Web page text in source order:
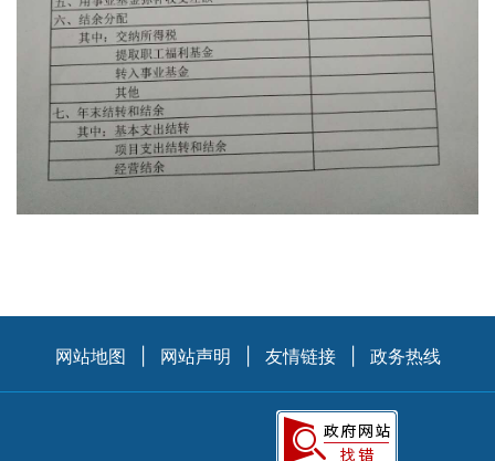
网站地图 网站声明 友情链接 政务热线